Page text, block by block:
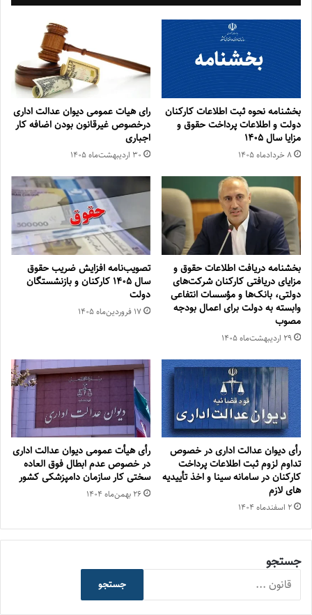
بخشنامه نحوه ثبت اطلاعات کارکنان
دولت و اطلاعات پرداخت حقوق و
مزایا سال ۱۴۰۵
۸ خرداد‌ماه ۱۴۰۵
رای هیات عمومی دیوان عدالت اداری
درخصوص غیرقانون بودن اضافه کار
اجباری
۳۰ اردیبهشت‌ماه ۱۴۰۵
بخشنامه دریافت اطلاعات حقوق و
مزایای دریافتی کارکنان شرکت‌های
دولتی، بانک‌ها و مؤسسات انتفاعی
وابسته به دولت برای اعمال بودجه
مصوب
۲۹ اردیبهشت‌ماه ۱۴۰۵
تصویب‌نامه افزایش ضریب حقوق
سال ۱۴۰۵ کارکنان و بازنشستگان
دولت
۱۷ فروردین‌ماه ۱۴۰۵
رأی دیوان عدالت اداری در خصوص
تداوم لزوم ثبت اطلاعات پرداخت
کارکنان در سامانه سینا و اخذ تأییدیه
های لازم
۲ اسفند‌ماه ۱۴۰۴
رأی هیأت عمومی دیوان عدالت اداری
در خصوص عدم ابطال فوق العاده
سختی کار سازمان دامپزشکی کشور
۲۶ بهمن‌ماه ۱۴۰۴
جستجو
جستجو